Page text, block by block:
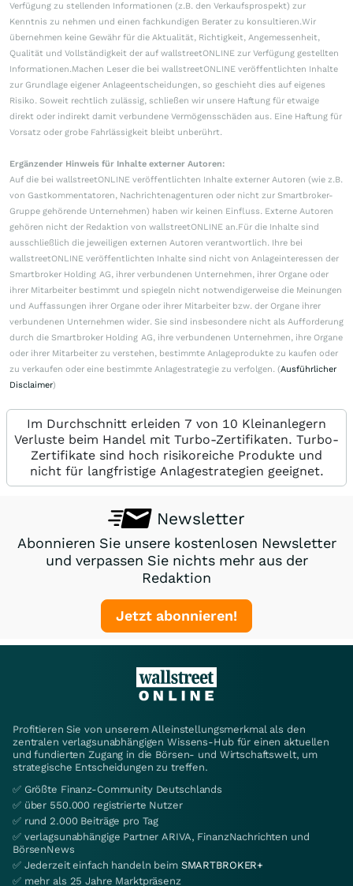
Verfügung zu stellenden Informationen (z.B. den Verkaufsprospekt) zur
Kenntnis zu nehmen und einen fachkundigen Berater zu konsultieren.Wir
übernehmen keine Gewähr für die Aktualität, Richtigkeit, Angemessenheit,
Qualität und Vollständigkeit der auf wallstreetONLINE zur Verfügung gestellten
Informationen.Machen Leser die bei wallstreetONLINE veröffentlichten Inhalte
zur Grundlage eigener Anlageentscheidungen, so geschieht dies auf eigenes
Risiko. Soweit rechtlich zulässig, schließen wir unsere Haftung für etwaige
direkt oder indirekt damit verbundene Vermögensschäden aus. Eine Haftung für
Vorsatz oder grobe Fahrlässigkeit bleibt unberührt.
Ergänzender Hinweis für Inhalte externer Autoren:
Auf die bei wallstreetONLINE veröffentlichten Inhalte externer Autoren (wie z.B.
von Gastkommentatoren, Nachrichtenagenturen oder nicht zur Smartbroker-
Gruppe gehörende Unternehmen) haben wir keinen Einfluss. Externe Autoren
gehören nicht der Redaktion von wallstreetONLINE an.Für die Inhalte sind
ausschließlich die jeweiligen externen Autoren verantwortlich. Ihre bei
wallstreetONLINE veröffentlichten Inhalte sind nicht von Anlageinteressen der
Smartbroker Holding AG, ihrer verbundenen Unternehmen, ihrer Organe oder
ihrer Mitarbeiter bestimmt und spiegeln nicht notwendigerweise die Meinungen
und Auffassungen ihrer Organe oder ihrer Mitarbeiter bzw. der Organe ihrer
verbundenen Unternehmen wider. Sie sind insbesondere nicht als Aufforderung
durch die Smartbroker Holding AG, ihre verbundenen Unternehmen, ihre Organe
oder ihrer Mitarbeiter zu verstehen, bestimmte Anlageprodukte zu kaufen oder
zu verkaufen oder eine bestimmte Anlagestrategie zu verfolgen. (Ausführlicher
Disclaimer)
Im Durchschnitt erleiden 7 von 10 Kleinanlegern
Verluste beim Handel mit Turbo-Zertifikaten. Turbo-
Zertifikate sind hoch risikoreiche Produkte und
nicht für langfristige Anlagestrategien geeignet.
Newsletter
Abonnieren Sie unsere kostenlosen Newsletter
und verpassen Sie nichts mehr aus der
Redaktion
Jetzt abonnieren!
Profitieren Sie von unserem Alleinstellungsmerkmal als den
zentralen verlagsunabhängigen Wissens-Hub für einen aktuellen
und fundierten Zugang in die Börsen- und Wirtschaftswelt, um
strategische Entscheidungen zu treffen.
✅ Größte Finanz-Community Deutschlands
✅ über 550.000 registrierte Nutzer
✅ rund 2.000 Beiträge pro Tag
✅ verlagsunabhängige Partner ARIVA, FinanzNachrichten und
BörsenNews
✅ Jederzeit einfach handeln beim SMARTBROKER+
✅ mehr als 25 Jahre Marktpräsenz